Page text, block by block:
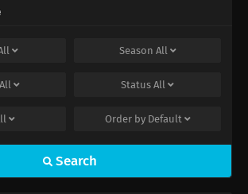
Season All
All Status All
Order by Default
Search